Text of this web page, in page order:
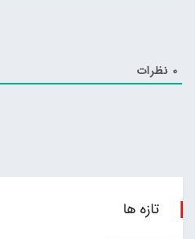
0 نظرات
تازه ها